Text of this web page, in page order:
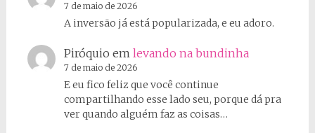
7 de maio de 2026
A inversão já está popularizada, e eu adoro.
Piróquio em levando na bundinha
7 de maio de 2026
E eu fico feliz que você continue
compartilhando esse lado seu, porque dá pra
ver quando alguém faz as coisas…